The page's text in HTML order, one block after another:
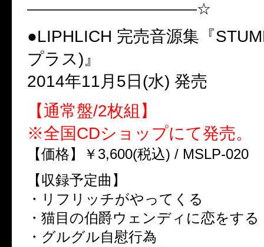
————————————☆
●LIPHLICH 完売音源集『
プラス)』
2014年11月5日(水) 発売
【通常盤/2枚組】
※全国CDショップにて発売。
【価格】￥3,600(税込) / MSLP-020
【収録予定曲】
・リフリッチがやってくる
・猫目の伯爵ウェンディに恋をする
・グルグル自慰行為